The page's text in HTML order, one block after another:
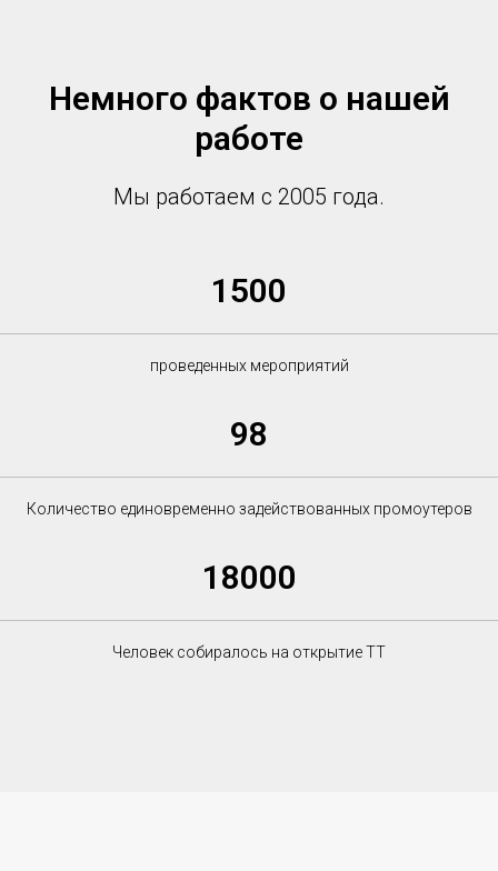
Немного фактов о нашей
работе
Мы работаем с 2005 года.
1500
проведенных мероприятий
98
Количество единовременно задействованных промоутеров
18000
Человек собиралось на открытие ТТ